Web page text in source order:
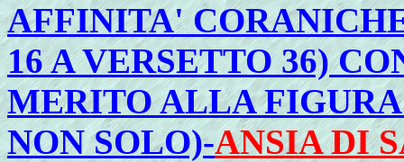
AFFINITA'
16 A VERSETTO 36)
MERITO ALLA
NON SOLO)-ANSIA DI